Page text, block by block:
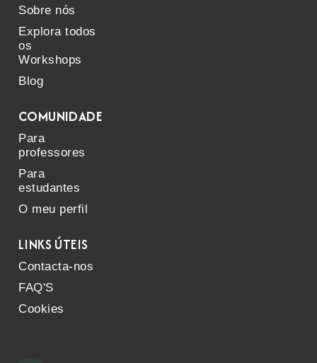
Sobre nós
Explora todos
os
Workshops
Blog
COMUNIDADE
Para
professores
Para
estudantes
O meu perfil
LINKS ÚTEIS
Contacta-nos
FAQ'S
Cookies